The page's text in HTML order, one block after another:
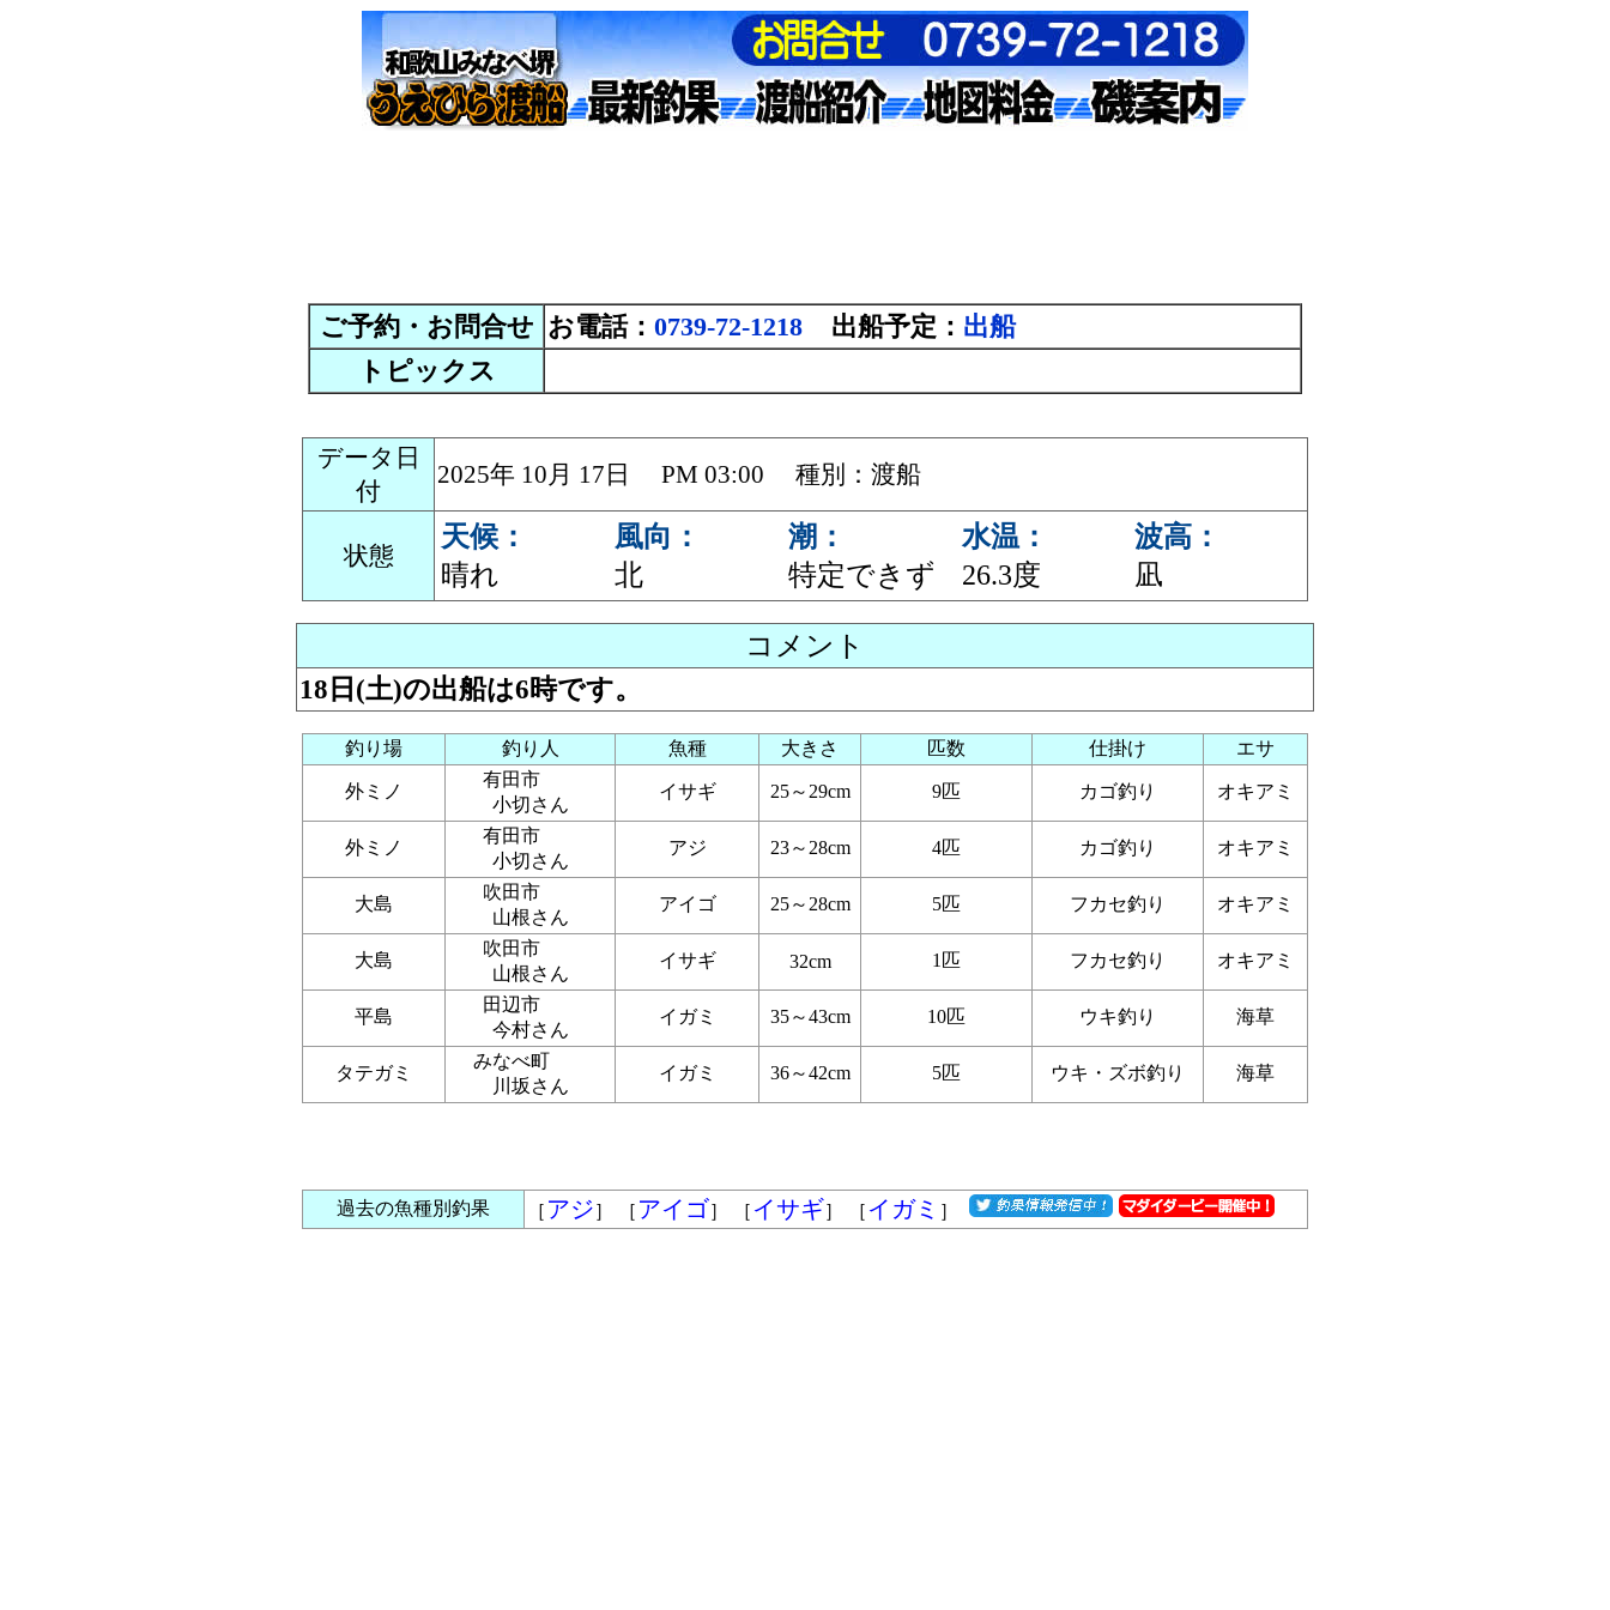
ご予約・お問合せ お電話： 0739-72-1218 出船予定： 出船
トピックス
データ日
付
2025年 10月 17日 PM 03:00 種別：渡船
状態
天候：
晴れ
風向：
北
潮：
特定できず
水温：
26.3度
波高：
凪
コメント
18日(土)の出船は6時です。
釣り場 釣り人 魚種 大きさ 匹数 仕掛け エサ
外ミノ
有田市
小切さん
イサギ 25～29cm 9匹 カゴ釣り オキアミ
外ミノ
有田市
小切さん
アジ 23～28cm 4匹 カゴ釣り オキアミ
大島
吹田市
山根さん
アイゴ 25～28cm 5匹 フカセ釣り オキアミ
大島
吹田市
山根さん
イサギ 32cm 1匹 フカセ釣り オキアミ
平島
田辺市
今村さん
イガミ 35～43cm 10匹 ウキ釣り 海草
タテガミ
みなべ町
川坂さん
イガミ 36～42cm 5匹 ウキ・ズボ釣り 海草
過去の魚種別釣果 ［ アジ］ ［ アイゴ］ ［ イサギ］ ［ イガミ ］